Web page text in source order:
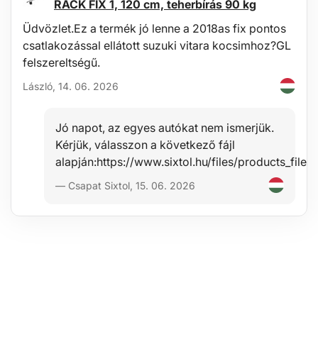
RACK FIX 1, 120 cm, teherbírás 90 kg
Üdvözlet.Ez a termék jó lenne a 2018as fix pontos
csatlakozással ellátott suzuki vitara kocsimhoz?GL
felszereltségű.
László, 14. 06. 2026
Jó napot, az egyes autókat nem ismerjük.
Kérjük, válasszon a következő fájl
alapján:https://www.sixtol.hu/files/
— Csapat Sixtol, 15. 06. 2026